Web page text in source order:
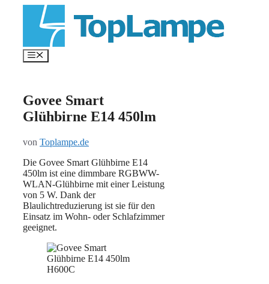
Menü
Govee Smart
Glühbirne E14 450lm
von Toplampe.de
Die Govee Smart Glühbirne E14
450lm ist eine dimmbare RGBWW-
WLAN-Glühbirne mit einer Leistung
von 5 W. Dank der
Blaulichtreduzierung ist sie für den
Einsatz im Wohn- oder Schlafzimmer
geeignet.